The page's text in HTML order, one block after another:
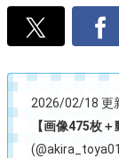
2026/02/18 更
【画像475枚＋